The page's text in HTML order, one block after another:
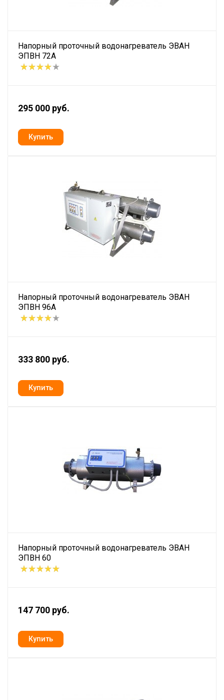
Напорный проточный водонагреватель ЭВАН
ЭПВН 72А
295 000 руб.
Напорный проточный водонагреватель ЭВАН
ЭПВН 96А
333 800 руб.
Напорный проточный водонагреватель ЭВАН
ЭПВН 60
147 700 руб.